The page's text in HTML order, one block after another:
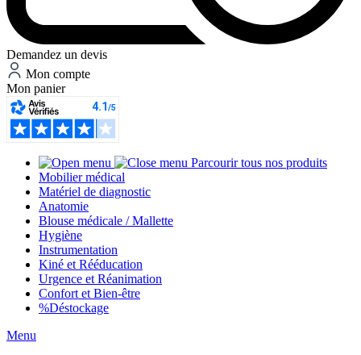
Demandez un devis
Mon compte
Mon panier
Parcourir tous nos produits
Mobilier médical
Matériel de diagnostic
Anatomie
Blouse médicale / Mallette
Hygiène
Instrumentation
Kiné et Rééducation
Urgence et Réanimation
Confort et Bien-être
%Déstockage
Menu